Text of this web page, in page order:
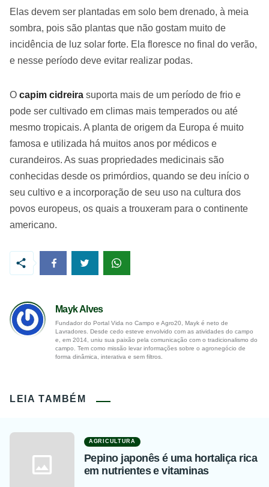
Elas devem ser plantadas em solo bem drenado, à meia
sombra, pois são plantas que não gostam muito de
incidência de luz solar forte. Ela floresce no final do verão,
e nesse período deve evitar realizar podas.
O capim cidreira suporta mais de um período de frio e
pode ser cultivado em climas mais temperados ou até
mesmo tropicais. A planta de origem da Europa é muito
famosa e utilizada há muitos anos por médicos e
curandeiros. As suas propriedades medicinais são
conhecidas desde os primórdios, quando se deu início o
seu cultivo e a incorporação de seu uso na cultura dos
povos europeus, os quais a trouxeram para o continente
americano.
Mayk Alves
Fundador do Portal Vida no Campo e Agro20, Mayk é neto de
Lavradores. Desde cedo esteve envolvido com as atividades do campo
e, em 2014, uniu sua paixão pela comunicação com o tradicionalismo do
campo. Tem como missão levar informações sobre o agronegócio de
forma dinâmica, interativa e sem filtros.
LEIA TAMBÉM
AGRICULTURA
Pepino japonês é uma hortaliça rica
em nutrientes e vitaminas